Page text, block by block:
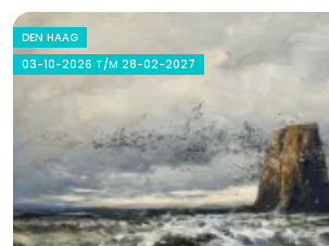
DEN HAAG
03-10-2026 T/M 28-02-2027